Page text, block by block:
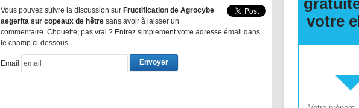
Vous pouvez suivre la discussion sur Fructification de Agrocybe
aegerita sur copeaux de hêtre sans avoir à laisser un
commentaire. Chouette, pas vrai ? Entrez simplement votre adresse émail dans
le champ ci-dessous.
Email